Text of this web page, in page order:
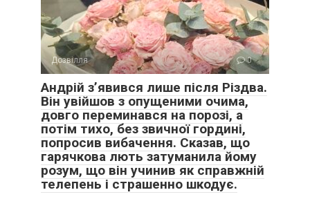
Дозвілля 0
Андрій з’явився лише після Різдва.
Він увійшов з опущеними очима,
довго переминався на порозі, а
потім тихо, без звичної гордині,
попросив вибачення. Сказав, що
гарячкова лють затуманила йому
розум, що він учинив як справжній
телепень і страшенно шкодує.